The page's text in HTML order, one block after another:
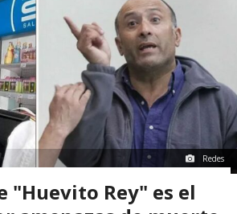
Redes
"Huevito Rey" es el